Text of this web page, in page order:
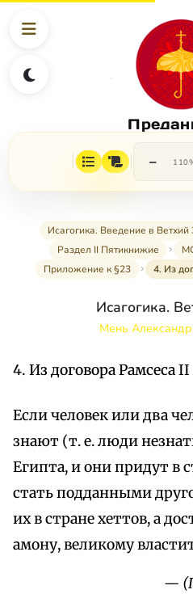
−
Исагогика. Введение в Ветхий
Раздел II Пятикнижие
Приложение к §23
4. Из
Исагогика.
Мень
4. Из договора Рамсеса
Если человек или два
знают (т. е. люди
Египта, и они придут в
стать подданными
их в стране хеттов, а
амону, великому
—